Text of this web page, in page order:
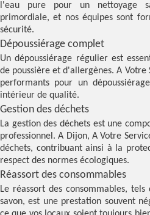
l'eau pure pour un nettoyage
primordiale, et nos équipes sont
sécurité.
Dépoussiérage complet
Un dépoussiérage régulier est
de poussière et d'allergènes. A
performants pour un
intérieur de qualité.
Gestion des déchets
La gestion des déchets est une
professionnel. A Dijon, A Votre
déchets, contribuant ainsi à la
respect des normes écologiques.
Réassort des consommables
Le réassort des consommables,
savon, est une prestation souvent